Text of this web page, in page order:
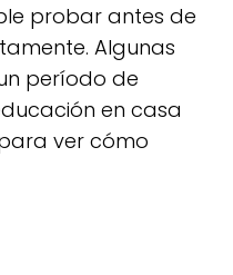
probar antes de
Algunas
período de
en casa
ver cómo